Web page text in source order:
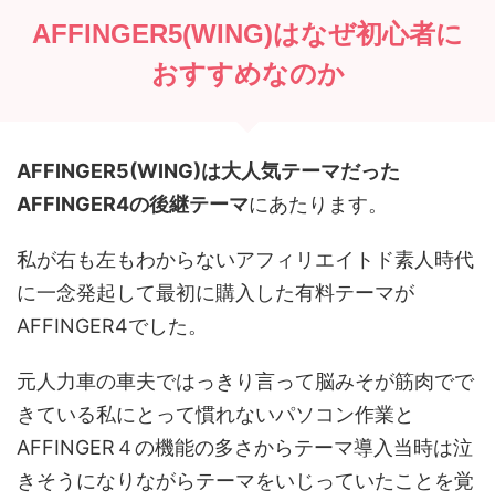
AFFINGER5(WING)はなぜ初心者に
おすすめなのか
AFFINGER5(WING)は大人気テーマだった
AFFINGER4の後継テーマにあたります。
私が右も左もわからないアフィリエイトド素人時代
に一念発起して最初に購入した有料テーマが
AFFINGER4でした。
元人力車の車夫ではっきり言って脳みそが筋肉でで
きている私にとって慣れないパソコン作業と
AFFINGER４の機能の多さからテーマ導入当時は泣
きそうになりながらテーマをいじっていたことを覚